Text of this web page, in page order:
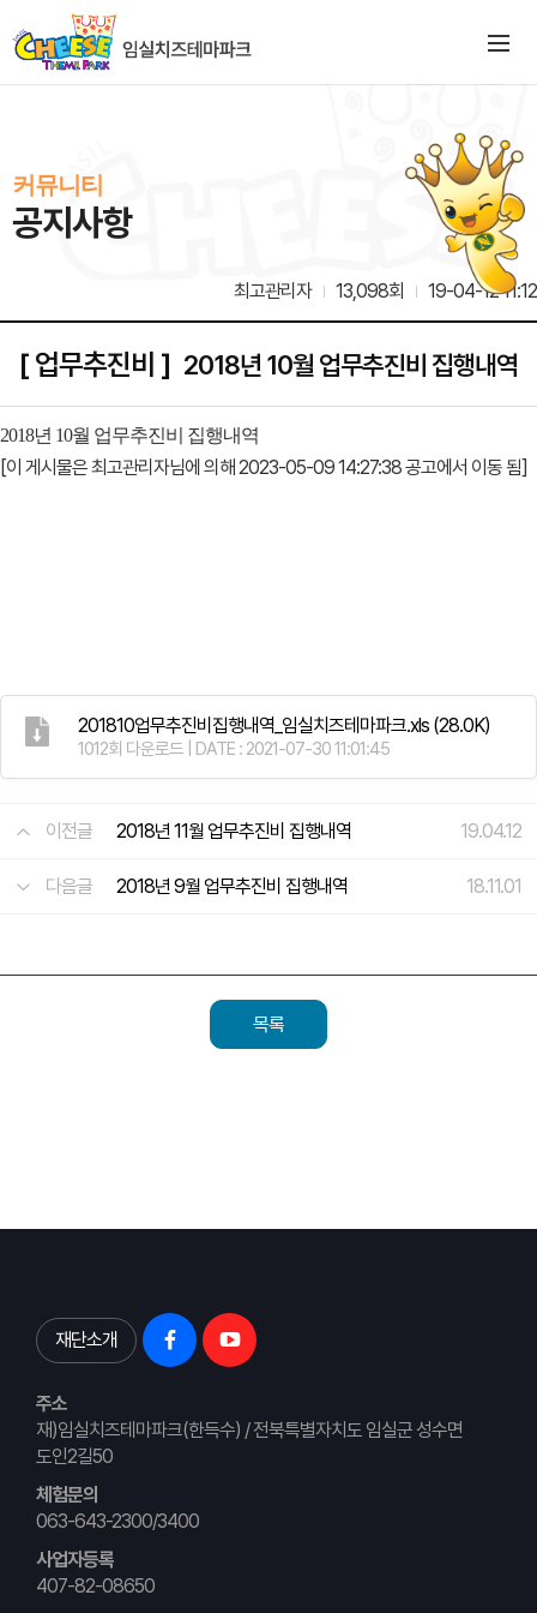
커뮤니티
공지사항
최고관리자 13,098회 19-04-12 11:12
[ 업무추진비 ] 2018년 10월 업무추진비 집행내역
2018년 10월 업무추진비 집행내역
[이 게시물은 최고관리자님에 의해 2023-05-09 14:27:38 공고에서 이동 됨]
201810업무추진비집행내역_임실치즈테마파크.xls (28.0K)
1012회 다운로드 | DATE : 2021-07-30 11:01:45
이전글 2018년 11월 업무추진비 집행내역 19.04.12
다음글 2018년 9월 업무추진비 집행내역 18.11.01
목록
재단소개
주소
재)임실치즈테마파크(한득수) / 전북특별자치도 임실군 성수면
도인2길50
체험문의
063-643-2300/3400
사업자등록
407-82-08650